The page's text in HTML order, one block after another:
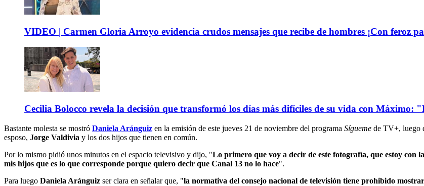
VIDEO | Carmen Gloria Arroyo evidencia crudos mensajes que recibe de hombres ¡Con feroz
Cecilia Bolocco revela la decisión que transformó los días más difíciles de su vida con Máximo:
Bastante molesta se mostró Daniela Aránguiz en la emisión de este jueves 21 de noviembre del programa Sígueme de TV+, luego
esposo, Jorge Valdivia y los dos hijos que tienen en común.
Por lo mismo pidió unos minutos en el espacio televisivo y dijo, "Lo primero que voy a decir de este fotografía, que estoy con
mis hijos que es lo que corresponde porque quiero decir que Canal 13 no lo hace".
Para luego Daniela Aránguiz ser clara en señalar que, "la normativa del consejo nacional de televisión tiene prohibido